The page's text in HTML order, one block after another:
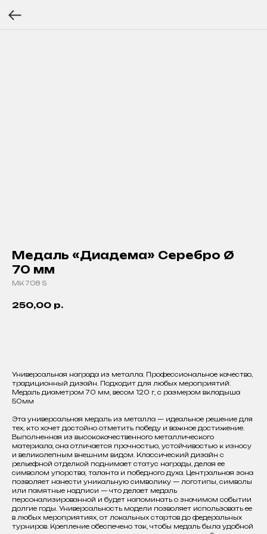
Медаль «Диадема» Серебро Ø
70 мм
MK 708 S
250,00 р.
Универсальная награда из металла. Профессиональное качество,
традиционный дизайн. Подходит для любых мероприятий.
Медаль диаметром 70 мм, весом 120 г, с размером вкладыша
50мм
Эта универсальная медаль из металла — идеальное решение для
тех, кто хочет достойно отметить победу и важное достижение.
Выполненная из высококачественного металлического
материала, она отличается прочностью, устойчивостью к износу
и великолепным внешним видом. Классический дизайн с
рельефной отделкой поднимает статус награды, делая ее
символом упорства, таланта и победного духа. Центральная зона
позволяет нанести уникальную символику — логотипы, символы
или памятные надписи — что делает медаль
персонализированной и будет напоминать о значимом событии
долгие годы. Универсальность модели позволяет использовать ее
в любых мероприятиях, от локальных стартов до федеральных
турниров. Крепление обеспечено так, чтобы медаль была удобной